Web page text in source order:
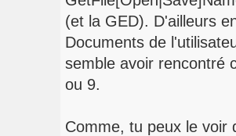
(et la GED). D'ailleurs
Documents de
semble avoir rencontré
ou 9.
Comme, tu peux le voir